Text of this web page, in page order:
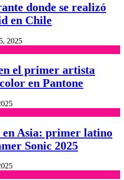
donde se realizó
en Chile
2025
el primer artista
en Pantone
en Asia: primer latino
Sonic 2025